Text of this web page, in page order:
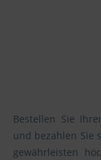
Bestellen Sie
und bezahlen Sie
gewährleisten